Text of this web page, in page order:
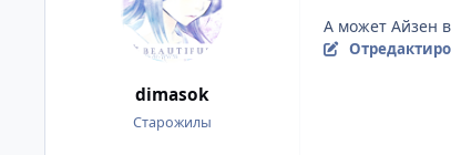
dimasok
Старожилы
А может Айзен